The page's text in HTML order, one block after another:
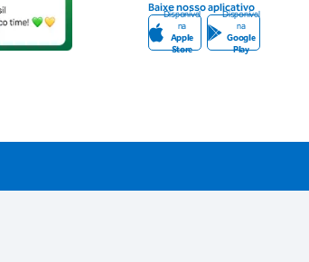
Baixe nosso aplicativo
Disponível
na
Apple
Store
Disponível
na
Google
Play